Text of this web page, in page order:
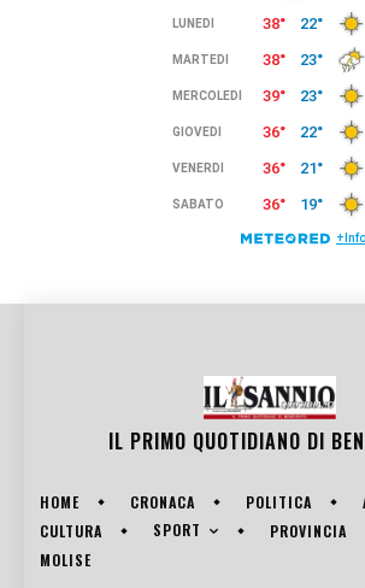
IL PRIMO QUOTIDIANO DI
HOME CRONACA POLITICA
CULTURA
SPORT PROVINCIA
MOLISE